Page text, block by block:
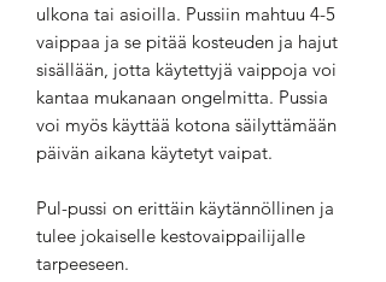
ulkona tai asioilla. Pussiin mahtuu 4-5
vaippaa ja se pitää kosteuden ja hajut
sisällään, jotta käytettyjä vaippoja voi
kantaa mukanaan ongelmitta. Pussia
voi myös käyttää kotona säilyttämään
päivän aikana käytetyt vaipat.
Pul-pussi on erittäin käytännöllinen ja
tulee jokaiselle kestovaippailijalle
tarpeeseen.